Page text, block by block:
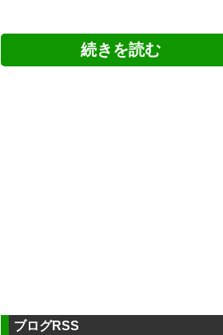
月 9
純真のなんか凄いゴールで連勝
だよ勝ちゃ #vfk
ブログRSS